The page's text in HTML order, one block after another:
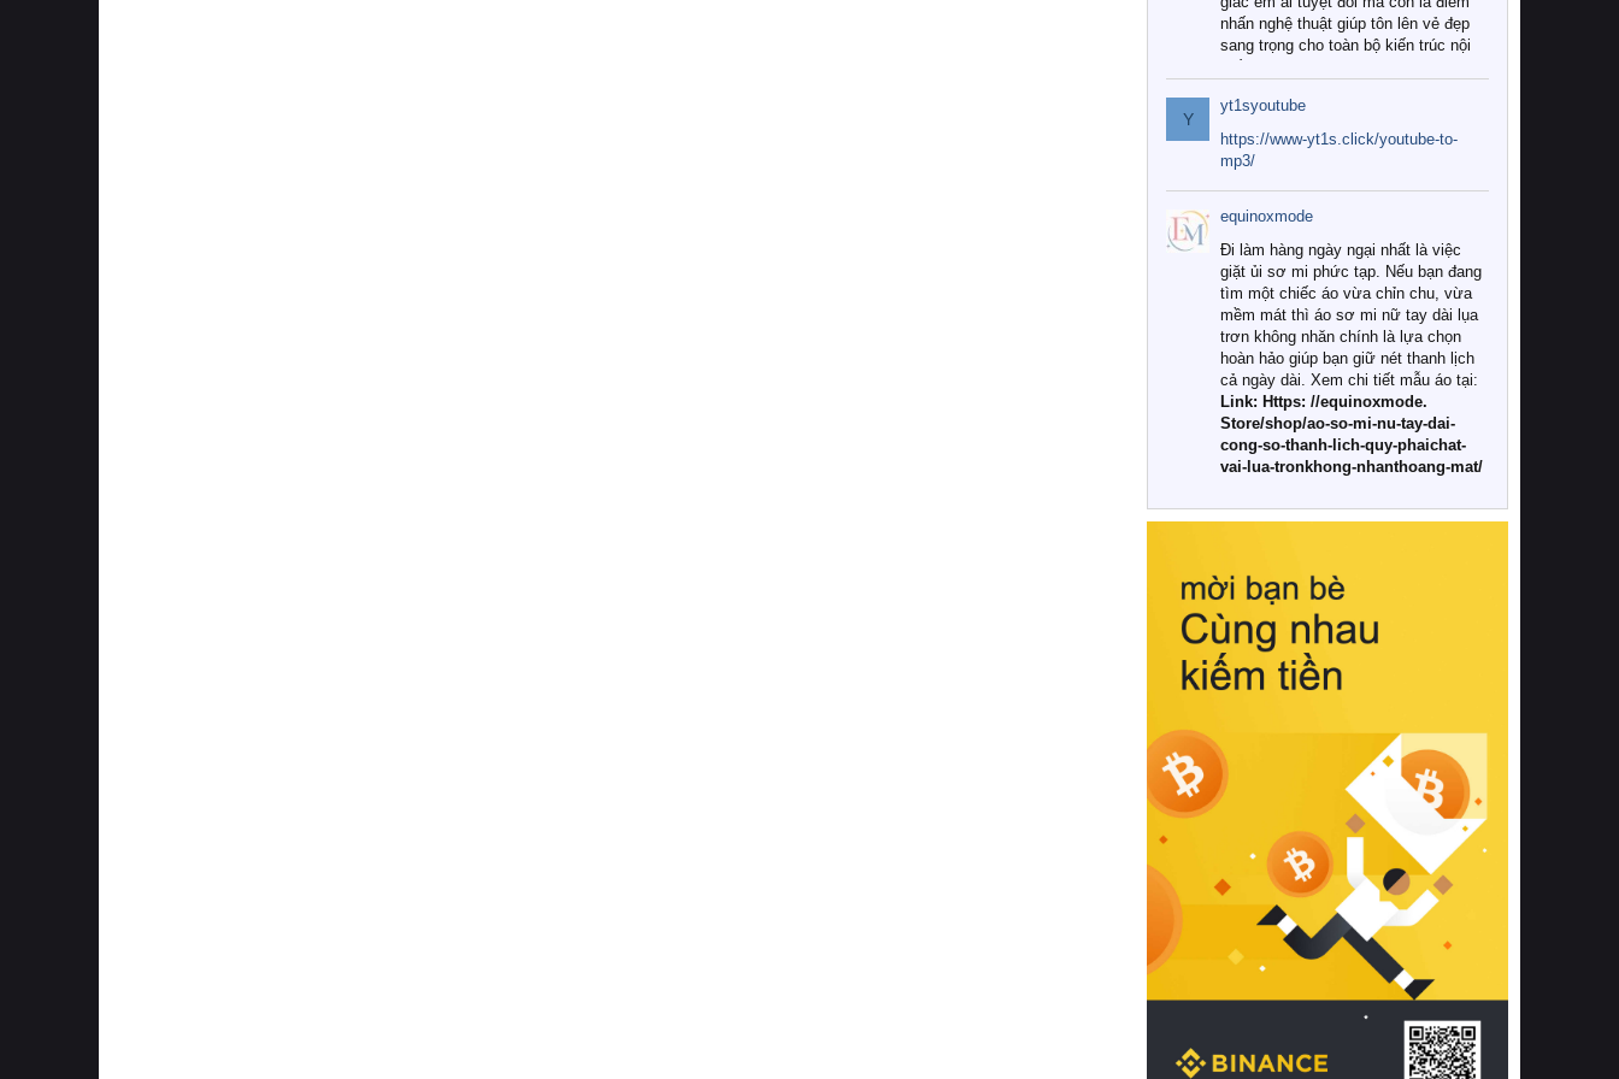
nhấn nghệ thuật giúp tôn lên vẻ đẹp
sang trọng cho toàn bộ kiến trúc nội
Tuy nhiên, giữa thị trường đa dạng
với vô vàn thương hiệu và mẫu mã
như hiện nay, làm thế nào để chọn
được những bộ chăn ga gối đệm cao
cấp thực sự chất lượng, phù hợp với
khí hậu và nhu cầu sử dụng của gia
đình? Hãy cùng chúng tôi đi tìm lời
giải đáp chi tiết qua bài viết dưới đây.
1. Tại sao các gia đình hiện đại lại ưa
chuộng chăn ga gối đệm cao cấp?
Khác với các dòng sản phẩm thông
thường, những bộ chăn ga gối đệm
cao cấp trải qua quy trình sản xuất
nghiêm ngặt từ khâu chọn lọc nguyên
liệu tự nhiên đến công nghệ dệt
nhuộm hiện đại không chứa hóa chất
này, bạn sẽ cảm nhận rõ rệt sự khác
hồi chuẩn xác của phần đệm nâng đỡ
cột sống.
Bên cạnh đó, việc lựa chọn các dòng
sản phẩm đạt chuẩn chất lượng quốc
tế còn giúp ngăn ngừa tình trạng kích
khuẩn và nấm mốc trong điều kiện
thời tiết nóng ẩm. Bạn có thể tìm hiểu
thêm các nghiên cứu khoa học về tác
động của giấc ngủ và môi trường
phòng ngủ đối với sức khỏe con
người tại Sleep Foundation (External
Link) để có cái nhìn toàn diện hơn.
2. Các tiêu chí vàng khi lựa chọn
chăn ga gối đệm cao cấp cho phòng
ngủ
Để sở hữu một bộ chăn ga gối đệm
cao cấp hoàn hảo cả về thẩm mỹ lẫn
công năng, người tiêu dùng cần cân
nhắc kỹ lưỡng các tiêu chí quan trọng
Y
yt1syoutube
https://www-yt1s.click/youtube-to-
mp3/
equinoxmode
Đi làm hàng ngày ngại nhất là việc
giặt ủi sơ mi phức tạp. Nếu bạn đang
tìm một chiếc áo vừa chỉn chu, vừa
mềm mát thì áo sơ mi nữ tay dài lụa
trơn không nhăn chính là lựa chọn
hoàn hảo giúp bạn giữ nét thanh lịch
cả ngày dài. Xem chi tiết mẫu áo tại:
Link: Https: //equinoxmode.
Store/shop/ao-so-mi-nu-tay-dai-
cong-so-thanh-lich-quy-phaichat-
vai-lua-tronkhong-nhanthoang-mat/